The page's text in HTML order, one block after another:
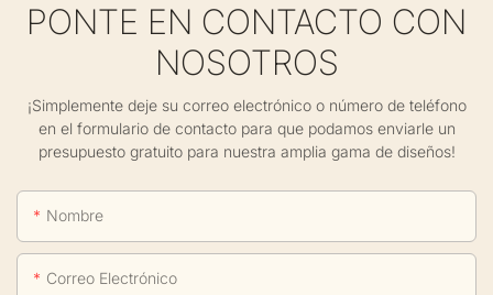
PONTE EN CONTACTO CON
NOSOTROS
¡Simplemente deje su correo electrónico o número de teléfono
en el formulario de contacto para que podamos enviarle un
presupuesto gratuito para nuestra amplia gama de diseños!
Nombre
Correo Electrónico